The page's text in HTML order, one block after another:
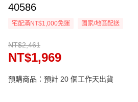
40586
宅配滿NT$1,000免運 國家/地區配送
NT$2,461
NT$1,969
預購商品：預計 20 個工作天出貨